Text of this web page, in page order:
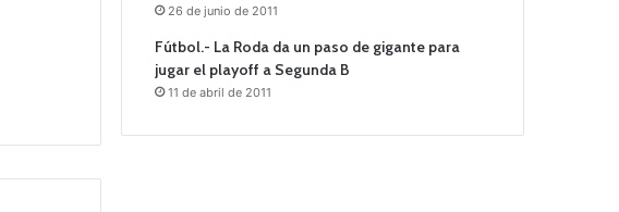
26 de junio de 2011
Fútbol.- La Roda da un paso de gigante para
jugar el playoff a Segunda B
11 de abril de 2011